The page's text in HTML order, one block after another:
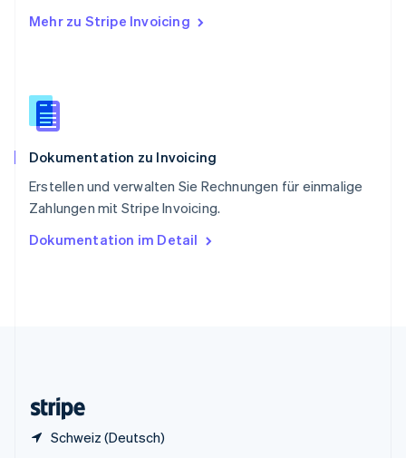
Mehr zu Stripe Invoicing
Dokumentation zu Invoicing
Erstellen und verwalten Sie Rechnungen für einmalige
Zahlungen mit Stripe Invoicing.
Dokumentation im Detail
Schweiz (Deutsch)
Slowenien
English
Spanien
Thailand
Tschechische Republik
English
English